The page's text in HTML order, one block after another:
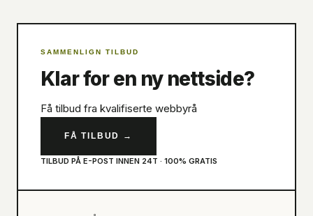
SAMMENLIGN TILBUD
Klar for en ny nettside?
Få tilbud fra kvalifiserte webbyrå
FÅ TILBUD →
TILBUD PÅ E-POST INNEN 24T · 100% GRATIS